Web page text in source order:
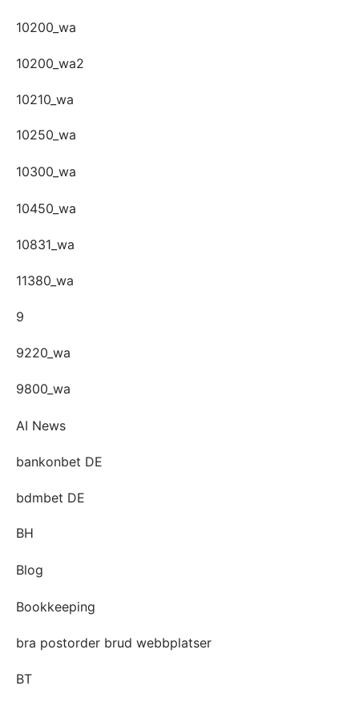
10200_wa
10200_wa2
10210_wa
10250_wa
10300_wa
10450_wa
10831_wa
11380_wa
9
9220_wa
9800_wa
AI News
bankonbet DE
bdmbet DE
BH
Blog
Bookkeeping
bra postorder brud webbplatser
BT